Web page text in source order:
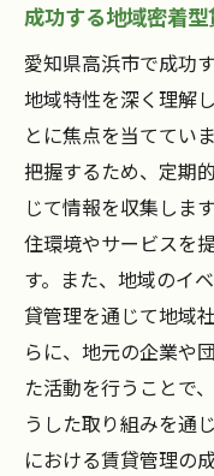
成功する地域密着
愛知県高浜市で成功
地域特性を深く理解
とに焦点を当ててい
把握するため、定期
じて情報を収集しま
住環境やサービスを
す。また、地域のイ
貸管理を通じて地域
らに、地元の企業や
た活動を行うことで
うした取り組みを通
における賃貸管理の